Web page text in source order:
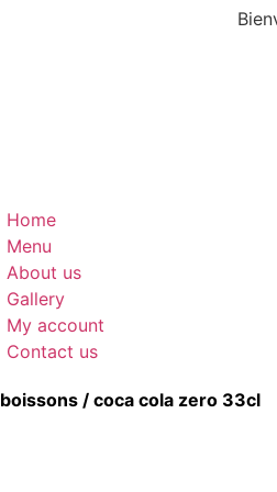
Home
Menu
About us
Gallery
My account
Contact us
boissons / coca cola zero 33cl